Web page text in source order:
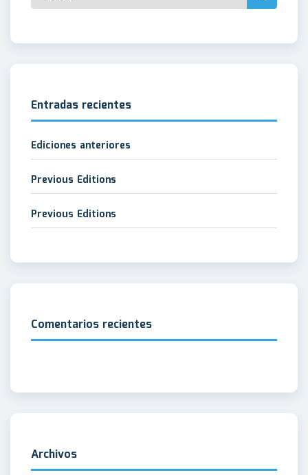
Entradas recientes
Ediciones anteriores
Previous Editions
Previous Editions
Comentarios recientes
Archivos